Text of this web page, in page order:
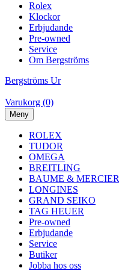
Rolex
Klockor
Erbjudande
Pre-owned
Service
Om Bergströms
Bergströms Ur
Varukorg (0)
Meny
ROLEX
TUDOR
OMEGA
BREITLING
BAUME & MERCIER
LONGINES
GRAND SEIKO
TAG HEUER
Pre-owned
Erbjudande
Service
Butiker
Jobba hos oss